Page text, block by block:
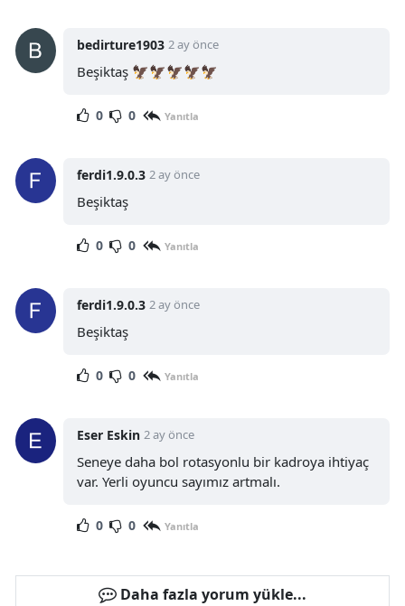
bedirture1903 2 ay önce
Beşiktaş 🦅🦅🦅🦅🦅
0 0 Yanıtla
ferdi1.9.0.3 2 ay önce
Beşiktaş
0 0 Yanıtla
ferdi1.9.0.3 2 ay önce
Beşiktaş
0 0 Yanıtla
Eser Eskin 2 ay önce
Seneye daha bol rotasyonlu bir kadroya ihtiyaç
var. Yerli oyuncu sayımız artmalı.
0 0 Yanıtla
Daha fazla yorum yükle...